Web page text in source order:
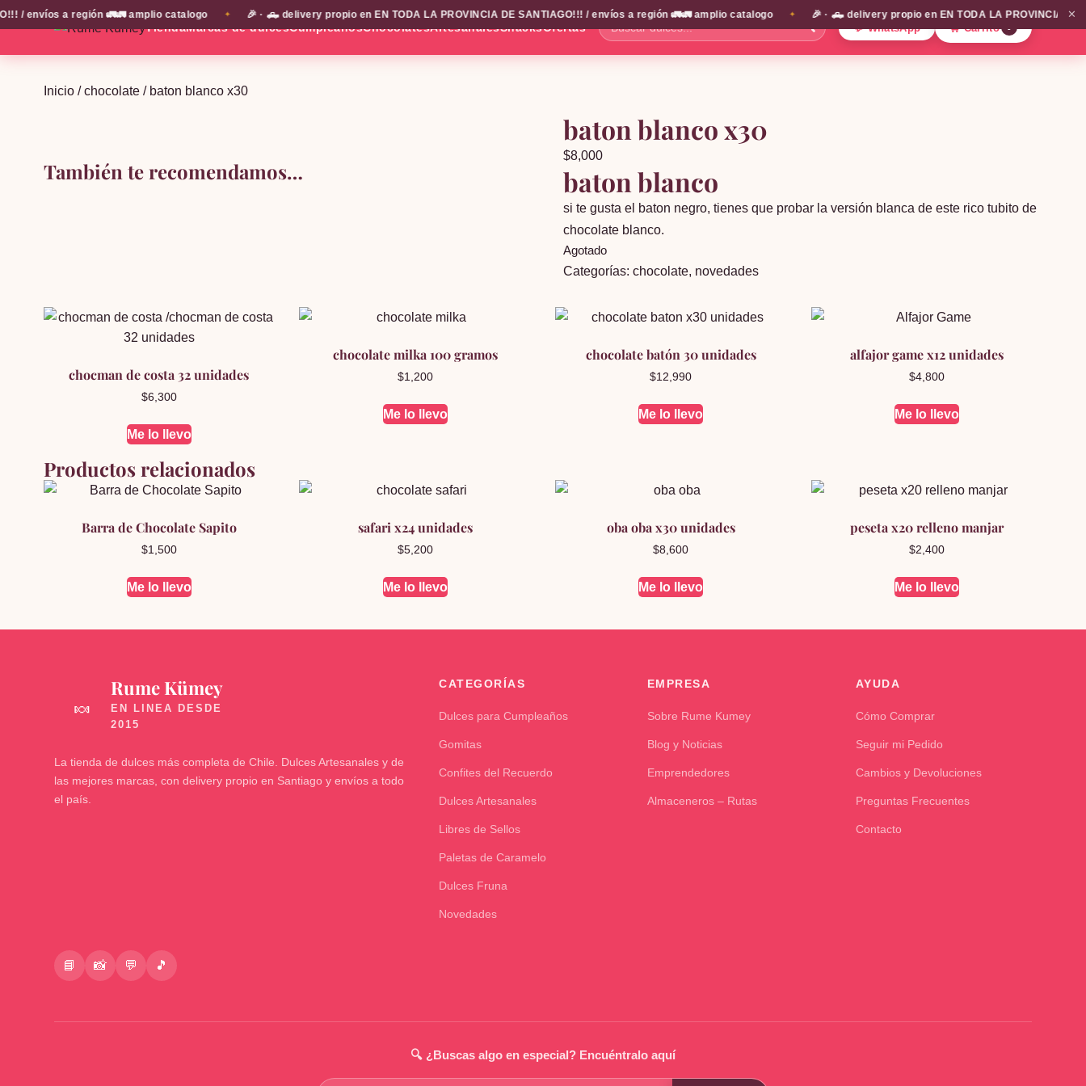
envíos a región 🚛🚛 amplio catalogo ✦ 🎉 · 🛻 delivery propio en EN TODA LA PROVINCIA DE SANTIAGO!!! / envíos a región 🚛🚛 amplio catalogo ✦ 🎉 · 🛻 delivery propio en EN TODA LA PROVINCIA DE ✕
TiendaMarcas de dulcesCumpleañosChocolatesArtesanalesSnacksOfertas
Buscar
dulces...
🔍 💬 WhatsApp 🛒 Carrito
Inicio/chocolate/ baton blanco x30
baton blanco x30
$8,000
baton blanco
si te gusta el baton negro, tienes que probar la versión blanca de este rico tubito de
chocolate blanco.
Agotado
Categorías: chocolate, novedades
También te recomendamos…
chocman de costa 32 unidades
$6,300
Me lo llevo
chocolate milka 100 gramos
$1,200
Me lo llevo
chocolate batón 30 unidades
$12,990
Me lo llevo
alfajor game x12 unidades
$4,800
Me lo llevo
Productos relacionados
Barra de Chocolate Sapito
$1,500
Me lo llevo
safari x24 unidades
$5,200
Me lo llevo
oba oba x30 unidades
$8,600
Me lo llevo
peseta x20 relleno manjar
$2,400
Me lo llevo
🍬
Rume Kümey
La tienda de dulces más completa de Chile. Dulces Artesanales y de
las mejores marcas, con delivery propio en Santiago y envíos a todo
el país.
📘 📸 💬 🎵
CATEGORÍAS
Dulces para Cumpleaños
Gomitas
Confites del Recuerdo
Dulces Artesanales
Libres de Sellos
Paletas de Caramelo
Dulces Fruna
Novedades
EMPRESA
Sobre Rume Kumey
Blog y Noticias
Emprendedores
Almaceneros – Rutas
AYUDA
Cómo Comprar
Seguir mi Pedido
Cambios y Devoluciones
Preguntas Frecuentes
Contacto
🔍 ¿Buscas algo en especial? Encuéntralo aquí